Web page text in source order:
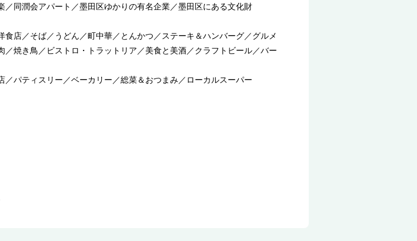
同潤会アパート／墨田区ゆかりの有名企業／墨田区にある文化財
店／そば／うどん／町中華／とんかつ／ステーキ＆ハンバーグ／グルメ
焼き鳥／ビストロ・トラットリア／美食と美酒／クラフトビール／バー
パティスリー／ベーカリー／総菜＆おつまみ／ローカルスーパー